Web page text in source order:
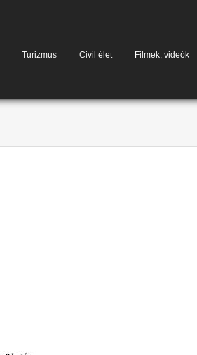
Turizmus Civil élet Filmek, videók